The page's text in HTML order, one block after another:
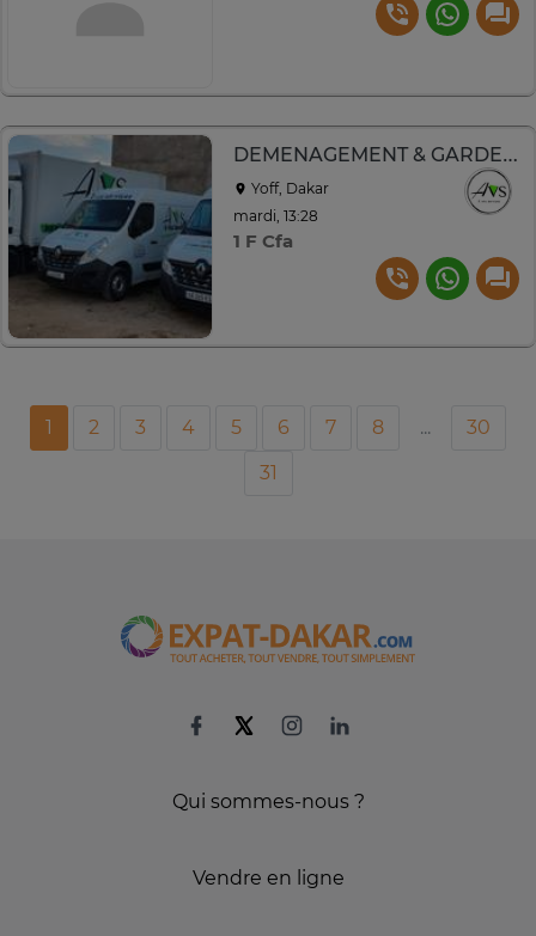
DEMENAGEMENT & GARDE-MEUBLES
Yoff, Dakar
mardi, 13:28
1 F Cfa
1 2 3 4 5 6 7 8 ...
30
31
Qui sommes-nous ?
Vendre en ligne